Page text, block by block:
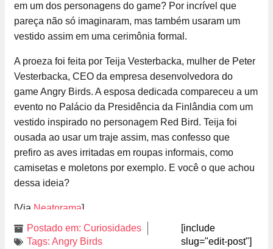
em um dos personagens do game? Por incrível que
pareça não só imaginaram, mas também usaram um
vestido assim em uma cerimônia formal.
A proeza foi feita por Teija Vesterbacka, mulher de Peter
Vesterbacka, CEO da empresa desenvolvedora do
game Angry Birds. A esposa dedicada compareceu a um
evento no Palácio da Presidência da Finlândia com um
vestido inspirado no personagem Red Bird. Teija foi
ousada ao usar um traje assim, mas confesso que
prefiro as aves irritadas em roupas informais, como
camisetas e moletons por exemplo. E você o que achou
dessa ideia?
[Via Neatorama]
Postado em: Curiosidades
Tags: Angry Birds
[include
slug="edit-post"]